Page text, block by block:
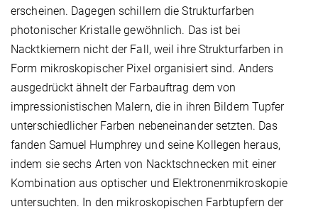
erscheinen. Dagegen schillern die Strukturfarben
photonischer Kristalle gewöhnlich. Das ist bei
Nacktkiemern nicht der Fall, weil ihre Strukturfarben in
Form mikroskopischer Pixel organisiert sind. Anders
ausgedrückt ähnelt der Farbauftrag dem von
impressionistischen Malern, die in ihren Bildern Tupfer
unterschiedlicher Farben nebeneinander setzten. Das
fanden Samuel Humphrey und seine Kollegen heraus,
indem sie sechs Arten von Nacktschnecken mit einer
Kombination aus optischer und Elektronenmikroskopie
untersuchten. In den mikroskopischen Farbtupfern der